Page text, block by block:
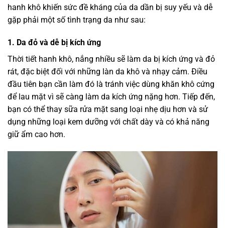
hanh khô khiến sức đề kháng của da dần bị suy yếu và dễ
gặp phải một số tình trạng da như sau:
1. Da đỏ và dễ bị kích ứng
Thời tiết hanh khô, nắng nhiều sẽ làm da bị kích ứng và đỏ
rát, đặc biệt đối với những làn da khô và nhạy cảm. Điều
đầu tiên bạn cần làm đó là tránh việc dùng khăn khô cứng
để lau mặt vì sẽ càng làm da kích ứng nặng hơn. Tiếp đến,
bạn có thể thay sữa rửa mặt sang loại nhẹ dịu hơn và sử
dụng những loại kem dưỡng với chất dày và có khả năng
giữ ẩm cao hơn.